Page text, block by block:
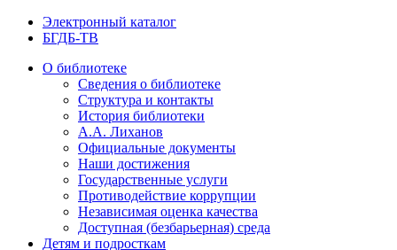
Электронный каталог
БГДБ-ТВ
О библиотеке
Сведения о библиотеке
Структура и контакты
История библиотеки
А.А. Лиханов
Официальные документы
Наши достижения
Государственные услуги
Противодействие коррупции
Независимая оценка качества
Доступная (безбарьерная) среда
Детям и подросткам